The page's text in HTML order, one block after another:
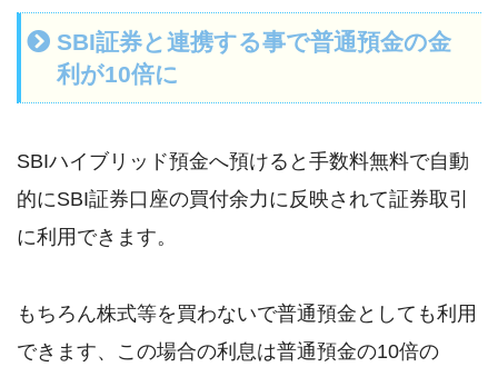
SBI証券と連携する事で普通預金の金
利が10倍に
SBIハイブリッド預金へ預けると手数料無料で自動
的にSBI証券口座の買付余力に反映されて証券取引
に利用できます。
もちろん株式等を買わないで普通預金としても利用
できます、この場合の利息は普通預金の10倍の